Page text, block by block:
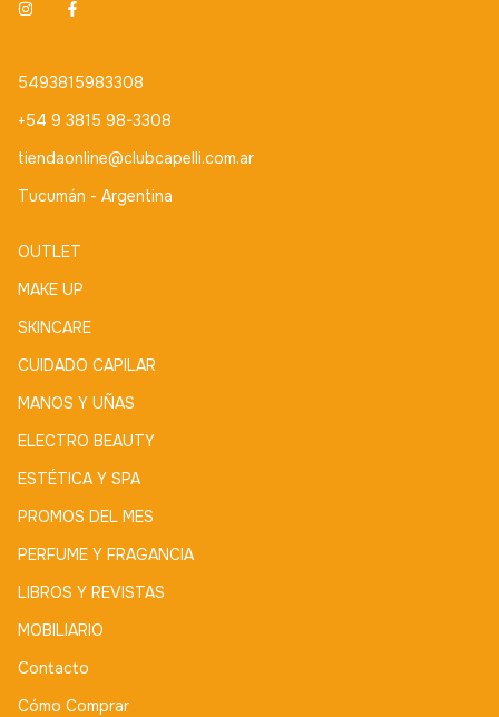
5493815983308
+54 9 3815 98-3308
tiendaonline@clubcapelli.com.ar
Tucumán - Argentina
OUTLET
MAKE UP
SKINCARE
CUIDADO CAPILAR
MANOS Y UÑAS
ELECTRO BEAUTY
ESTÉTICA Y SPA
PROMOS DEL MES
PERFUME Y FRAGANCIA
LIBROS Y REVISTAS
MOBILIARIO
Contacto
Cómo Comprar